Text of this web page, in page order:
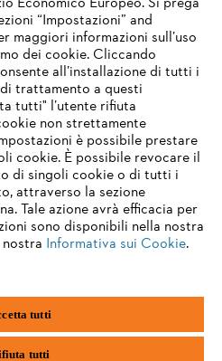
Privacy policy
Informazioni legali
Industrie, 15
direzione e coordinamento di Andreas
NICHT
wir noch nicht unterstützen. Für
Seite empfehlen wir Ihnen, zu
zu wechseln:
chrome
edge
“Impostazioni” and
maggiori informazioni sull’uso
dei cookie. Cliccando
all’installazione di tutti i
trattamento a questi
tutti" l’utente rifiuta
non strettamente
è possibile prestare
cookie. È possibile revocare il
di singoli cookie o di tutti i
attraverso la sezione
Tale azione avrà efficacia per
sono disponibili nella nostra
Informativa sui Cookie.
tutti
tutti